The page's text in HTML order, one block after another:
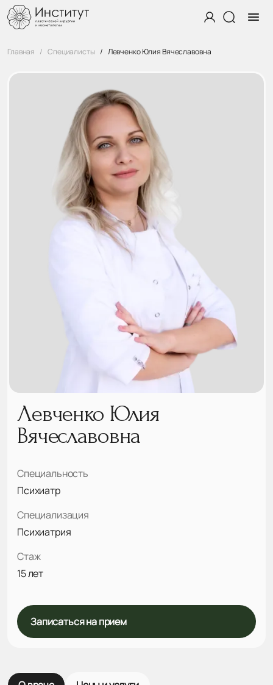
Главная Специалисты Левченко Юлия Вячеславовна
Левченко Юлия
Вячеславовна
Специальность
Психиатр
Специализация
Психиатрия
Стаж
15 лет
Записаться на прием